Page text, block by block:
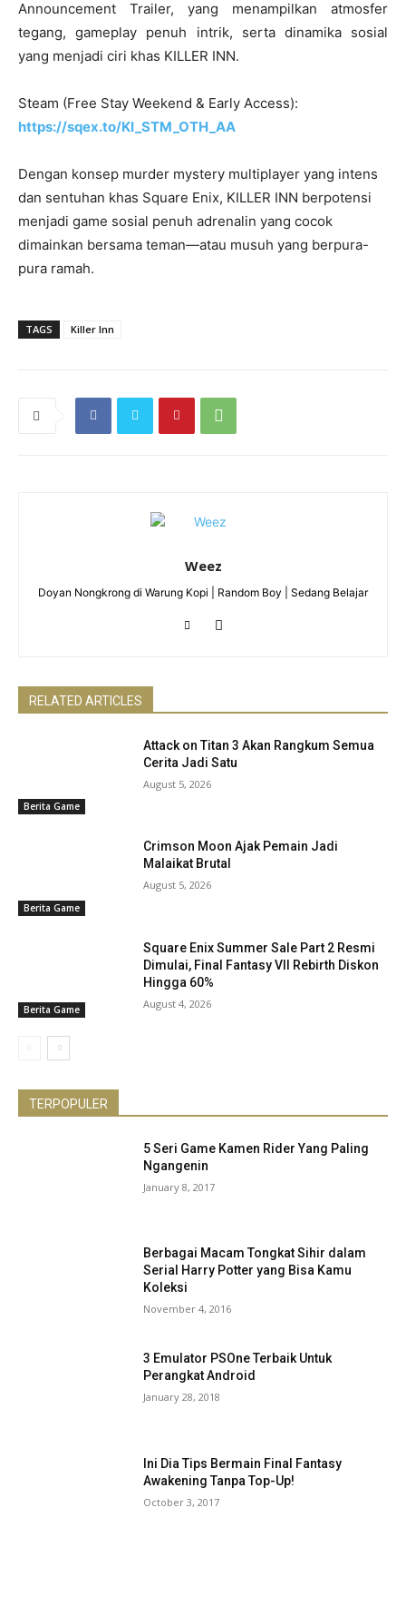
Announcement Trailer, yang menampilkan atmosfer
tegang, gameplay penuh intrik, serta dinamika sosial
yang menjadi ciri khas KILLER INN.
Steam (Free Stay Weekend & Early Access):
https://sqex.to/KI_STM_OTH_AA
Dengan konsep murder mystery multiplayer yang intens
dan sentuhan khas Square Enix, KILLER INN berpotensi
menjadi game sosial penuh adrenalin yang cocok
dimainkan bersama teman—atau musuh yang berpura-
pura ramah.
TAGS Killer Inn
Weez
Doyan Nongkrong di Warung Kopi | Random Boy | Sedang Belajar
RELATED ARTICLES
Berita Game
Attack on Titan 3 Akan Rangkum Semua
Cerita Jadi Satu
August 5, 2026
Berita Game
Crimson Moon Ajak Pemain Jadi
Malaikat Brutal
August 5, 2026
Berita Game
Square Enix Summer Sale Part 2 Resmi
Dimulai, Final Fantasy VII Rebirth Diskon
Hingga 60%
August 4, 2026
TERPOPULER
5 Seri Game Kamen Rider Yang Paling
Ngangenin
January 8, 2017
Berbagai Macam Tongkat Sihir dalam
Serial Harry Potter yang Bisa Kamu
Koleksi
November 4, 2016
3 Emulator PSOne Terbaik Untuk
Perangkat Android
January 28, 2018
Ini Dia Tips Bermain Final Fantasy
Awakening Tanpa Top-Up!
October 3, 2017